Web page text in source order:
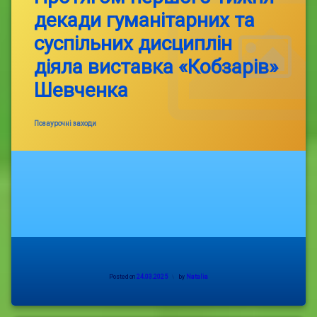
декади гуманітарних та
суспільних дисциплін
діяла виставка «Кобзарів»
Шевченка
Categories:
Позаурочні заходи
Posted on 24.03.2025 by Natalia